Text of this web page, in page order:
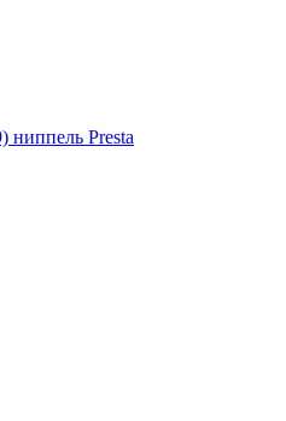
ниппель Presta